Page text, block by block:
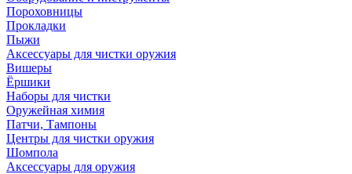
Пороховницы
Прокладки
Пыжи
Аксессуары для чистки оружия
Вишеры
Ёршики
Наборы для чистки
Оружейная химия
Патчи, Тампоны
Центры для чистки оружия
Шомпола
Аксессуары для оружия